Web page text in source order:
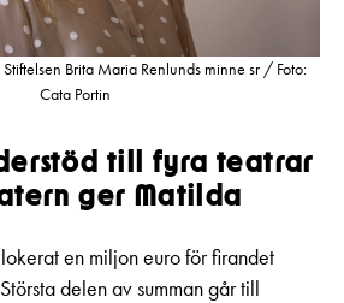
Stiftelsen Brita Maria Renlunds minne sr / Foto:
Cata Portin
till fyra teatrar
ger Matilda
en miljon euro för firandet
delen av summan går till